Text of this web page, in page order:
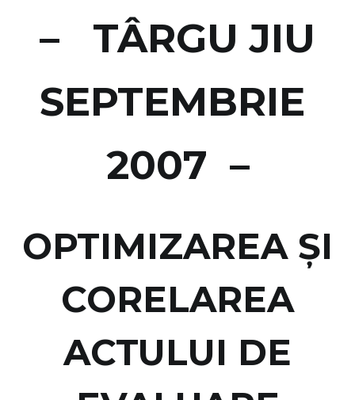
– TÂRGU JIU
SEPTEMBRIE
2007 –
OPTIMIZAREA ŞI
CORELAREA
ACTULUI DE